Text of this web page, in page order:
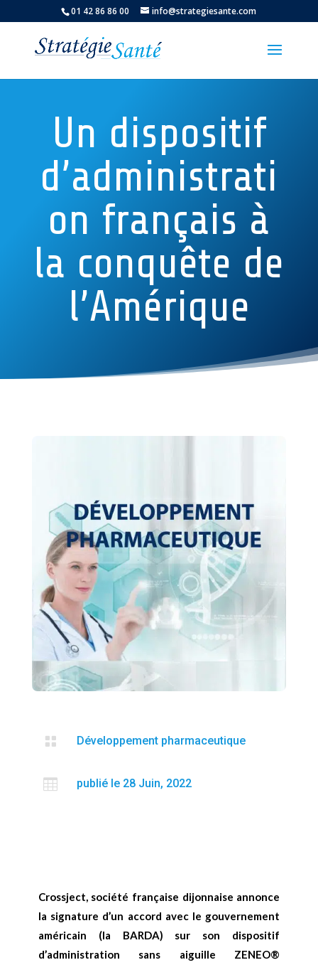
01 42 86 86 00 info@strategiesante.com
Un dispositif
d’administrati
on français à
la conquête de
l’Amérique
 Développement pharmaceutique
 publié le 28 Juin, 2022
Crossject, société française dijonnaise annonce
la signature d’un accord avec le gouvernement
américain (la BARDA) sur son dispositif
d’administration sans aiguille ZENEO®